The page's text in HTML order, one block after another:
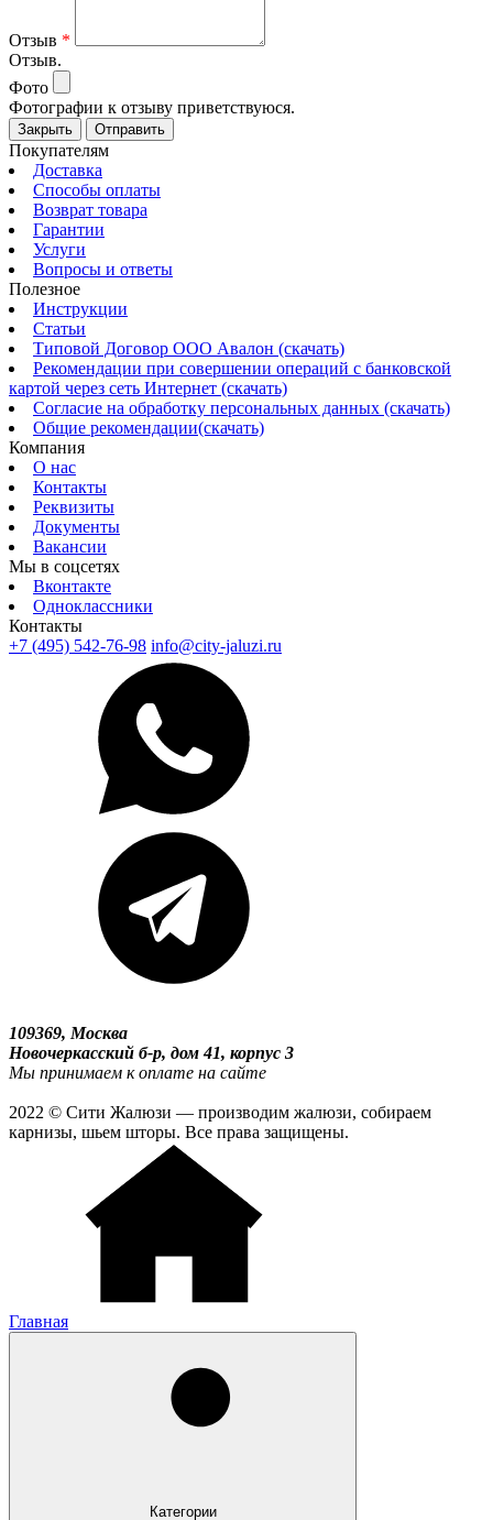
Отзыв *
Отзыв.
Фото
Фотографии к отзыву приветствуюся.
Закрыть Отправить
Покупателям
Доставка
Способы оплаты
Возврат товара
Гарантии
Услуги
Вопросы и ответы
Полезное
Инструкции
Статьи
Типовой Договор ООО Авалон (скачать)
Рекомендации при совершении операций с банковской
картой через сеть Интернет (скачать)
Согласие на обработку персональных данных (скачать)
Общие рекомендации(скачать)
Компания
О нас
Контакты
Реквизиты
Документы
Вакансии
Мы в соцсетях
Вконтакте
Одноклассники
Контакты
+7 (495) 542-76-98 info@city-jaluzi.ru
109369, Москва
Новочеркасский б-р, дом 41, корпус 3
Мы принимаем к оплате на сайте
2022 © Сити Жалюзи — производим жалюзи, собираем
карнизы, шьем шторы. Все права защищены.
Главная
Категории